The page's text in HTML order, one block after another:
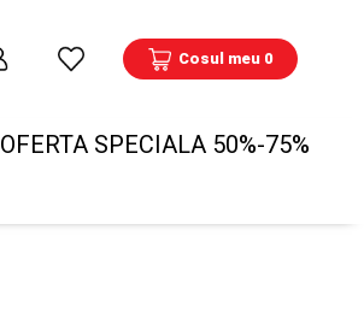
Cosul meu 0
OFERTA SPECIALA 50%-75%